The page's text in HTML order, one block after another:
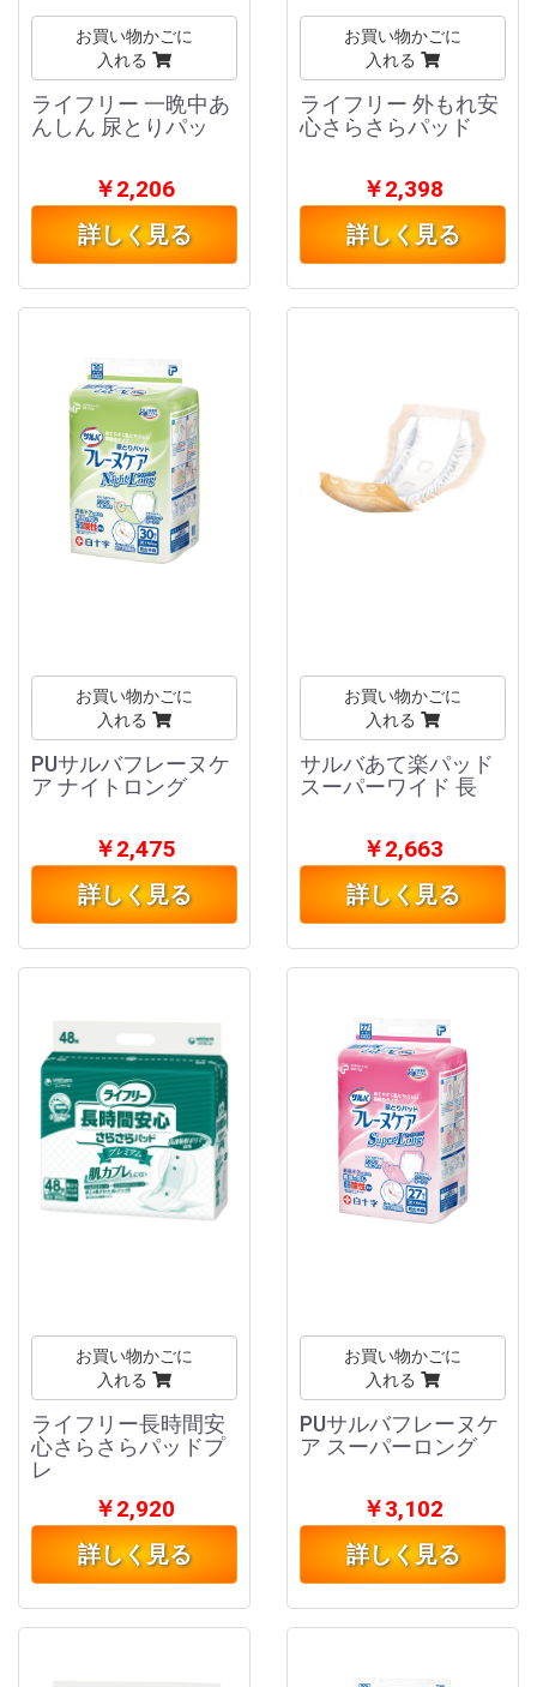
お買い物かごに
入れる
ライフリー 一晩中あ
んしん 尿とりパッ
￥2,206
詳しく見る
お買い物かごに
入れる
ライフリー 外もれ安
心さらさらパッド
￥2,398
詳しく見る
お買い物かごに
入れる
PUサルバフレーヌケ
ア ナイトロング
￥2,475
詳しく見る
お買い物かごに
入れる
サルバあて楽パッド
スーパーワイド 長
￥2,663
詳しく見る
お買い物かごに
入れる
ライフリー長時間安
心さらさらパッドプ
レ
￥2,920
詳しく見る
お買い物かごに
入れる
PUサルバフレーヌケ
ア スーパーロング
￥3,102
詳しく見る